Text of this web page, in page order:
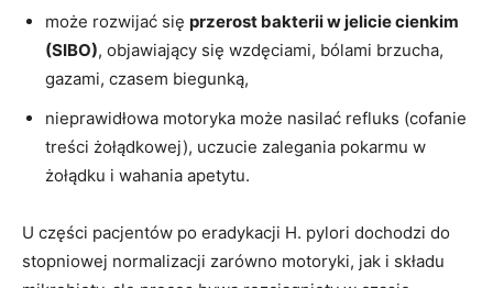
może rozwijać się przerost bakterii w jelicie cienkim
(SIBO), objawiający się wzdęciami, bólami brzucha,
gazami, czasem biegunką,
nieprawidłowa motoryka może nasilać refluks (cofanie
treści żołądkowej), uczucie zalegania pokarmu w
żołądku i wahania apetytu.
U części pacjentów po eradykacji H. pylori dochodzi do
stopniowej normalizacji zarówno motoryki, jak i składu